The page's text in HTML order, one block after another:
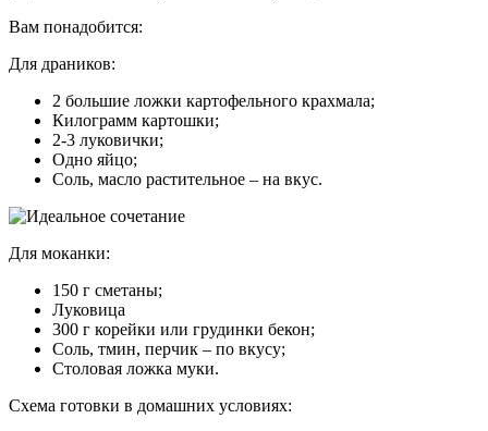
Вам понадобится:
Для драников:
2 большие ложки картофельного крахмала;
Килограмм картошки;
2-3 луковички;
Одно яйцо;
Соль, масло растительное – на вкус.
Для моканки:
150 г сметаны;
Луковица
300 г корейки или грудинки бекон;
Соль, тмин, перчик – по вкусу;
Столовая ложка муки.
Схема готовки в домашних условиях: